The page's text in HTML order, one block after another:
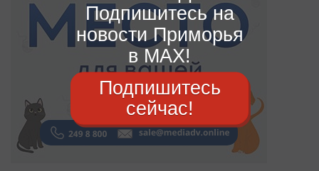
Подпишитесь на
новости Приморья
в MAX!
Подпишитесь
сейчас!